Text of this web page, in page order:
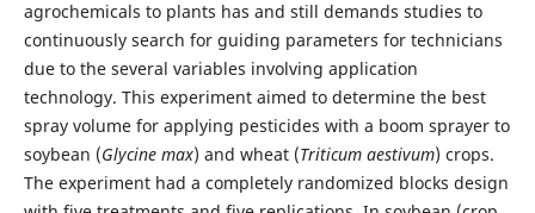
agrochemicals to plants has and still demands studies to
continuously search for guiding parameters for technicians
due to the several variables involving application
technology. This experiment aimed to determine the best
spray volume for applying pesticides with a boom sprayer to
soybean (Glycine max) and wheat (Triticum aestivum) crops.
The experiment had a completely randomized blocks design